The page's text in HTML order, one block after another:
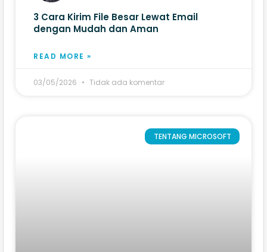
3 Cara Kirim File Besar Lewat Email
dengan Mudah dan Aman
READ MORE »
03/05/2026 Tidak ada komentar
TENTANG MICROSOFT